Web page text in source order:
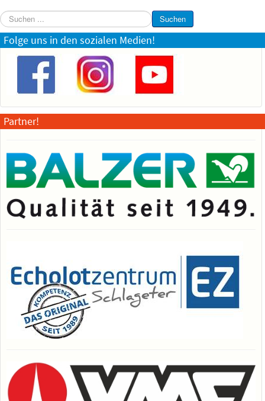
Suchen
...
Suchen
Folge uns in den sozialen Medien!
Partner!